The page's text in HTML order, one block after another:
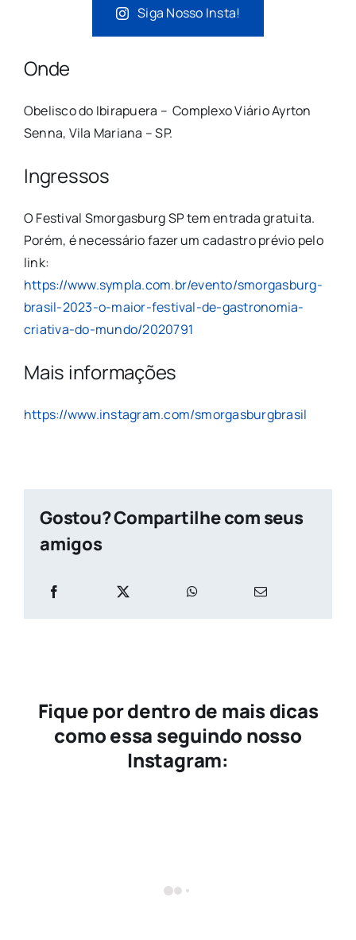
Siga Nosso Insta!
Onde
Obelisco do Ibirapuera – Complexo Viário Ayrton
Senna, Vila Mariana – SP.
Ingressos
O Festival Smorgasburg SP tem entrada gratuita.
Porém, é necessário fazer um cadastro prévio pelo
link:
https://www.sympla.com.br/evento/smorgasburg-
brasil-2023-o-maior-festival-de-gastronomia-
criativa-do-mundo/2020791
Mais informações
https://www.instagram.com/smorgasburgbrasil
Gostou? Compartilhe com seus
amigos
Fique por dentro de mais dicas
como essa seguindo nosso
Instagram: